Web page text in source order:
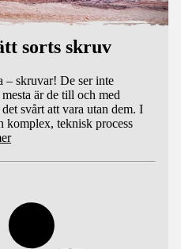
sorts skruv
– skruvar! De ser inte
är de till och med
svårt att vara utan dem. I
komplex, teknisk process